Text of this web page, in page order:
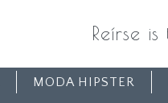
Reírse
MODA HIPSTER